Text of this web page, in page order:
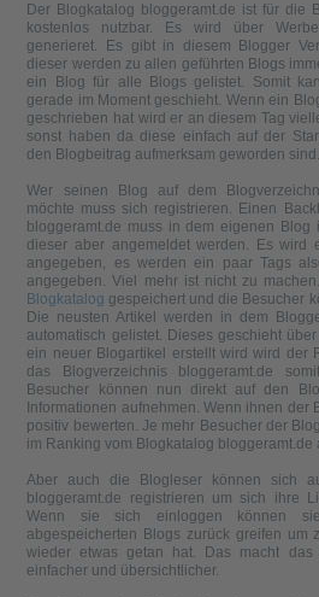
Der Blogkatalog bloggeramt.de ist für die
kostenlos nutzbar. Es wird über
generieret. Es gibt in diesem Blogger
dieser werden zu allen geführten Blogs
ein Blog für alle Blogs gelistet. Somit
gerade im Moment geschieht. Wenn ein
geschrieben hat wird er an diesem Tag
sonst haben da diese einfach auf der
den Blogbeitrag aufmerksam geworden sind.
Wer seinen Blog auf dem
möchte muss sich registrieren. Einen
bloggeramt.de muss in dem eigenen Blog
dieser aber angemeldet werden. Es wird
angegeben, es werden ein paar Tags
angegeben. Viel mehr ist nicht zu
Blogkatalog gespeichert und die Besucher
Die neusten Artikel werden in dem
automatisch gelistet. Dieses geschieht
ein neuer Blogartikel erstellt wird wird der
das Blogverzeichnis bloggeramt.de
Besucher können nun direkt auf den
Informationen aufnehmen. Wenn ihnen der
positiv bewerten. Je mehr Besucher der
im Ranking vom Blogkatalog bloggeramt.de
Aber auch die Blogleser können sich
bloggeramt.de registrieren um sich ihre
Wenn sie sich einloggen können
abgespeicherten Blogs zurück greifen um
wieder etwas getan hat. Das macht
einfacher und übersichtlicher.